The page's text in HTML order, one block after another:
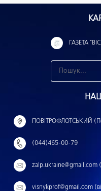
ГАЗЕТА
н
й
:
ПОВІТРОФЛОТСЬКИЙ
(044)465-00-79
zalp.ukraine@gmail.com
visnykprof@gmail.com